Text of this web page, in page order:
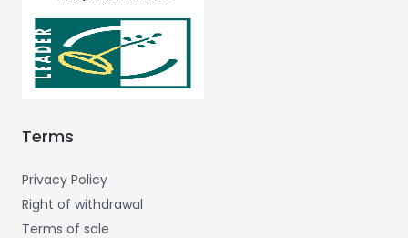
Terms
Privacy Policy
Right of withdrawal
Terms of sale